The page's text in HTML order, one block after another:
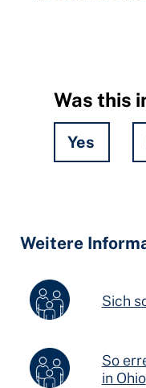
Was this
Yes
Weitere
Sich
So
in Ohio